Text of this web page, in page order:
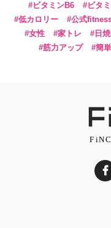
ビタミンB6
ビタ
低カロリー
公式
女性
家トレ 日
筋力アップ
簡単